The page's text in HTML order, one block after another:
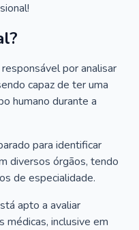
por analisar
capaz de ter uma
humano durante a
para identificar
diversos órgãos, tendo
de especialidade.
apto a avaliar
médicas, inclusive em